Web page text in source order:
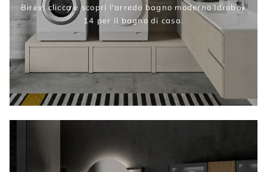
Birex: clicca e scopri l'arredo bagno moderno Idrobox
14 per il bagno di casa.